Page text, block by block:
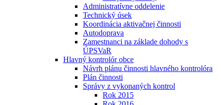
Administratívne oddelenie
Technický úsek
Koordinácia aktivačnej činnosti
Autodoprava
Zamestnanci na základe dohody s
ÚPSVaR
Hlavný kontrolór obce
Návrh plánu činnosti hlavného kontrolóra
Plán činnosti
Správy z vykonaných kontrol
Rok 2015